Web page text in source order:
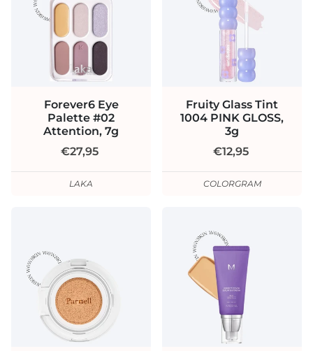
Forever6 Eye
Palette #02
Attention, 7g
€27,95
LAKA
Fruity Glass Tint
1004 PINK GLOSS,
3g
€12,95
COLORGRAM